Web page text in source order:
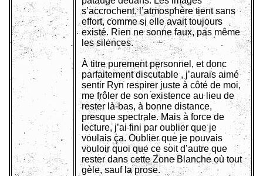
s’accrochent, l’atmosphère tient sans
effort, comme si elle avait toujours
existé. Rien ne sonne faux, pas même
les silences.
À titre purement personnel, et donc
parfaitement discutable , j’aurais aimé
sentir Ryn respirer juste à côté de moi,
me frôler de son existence au lieu de
rester là-bas, à bonne distance,
presque spectrale. Mais à force de
lecture, j’ai fini par oublier que je
voulais ça. Oublier que je pouvais
vouloir quoi que ce soit d’autre que
rester dans cette Zone Blanche où tout
gèle, sauf la prose.